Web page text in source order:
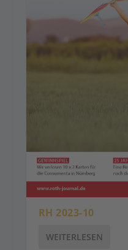
RH 2023-10
WEITERLESEN